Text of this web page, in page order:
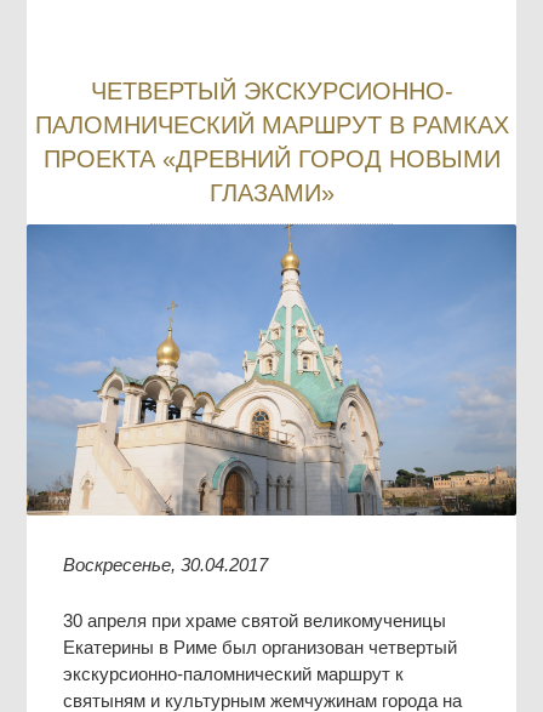
ЧЕТВЕРТЫЙ ЭКСКУРСИОННО-
ПАЛОМНИЧЕСКИЙ МАРШРУТ В РАМКАХ
ПРОЕКТА «ДРЕВНИЙ ГОРОД НОВЫМИ
ГЛАЗАМИ»
Воскресенье, 30.04.2017
30 апреля при храме святой великомученицы
Екатерины в Риме был организован четвертый
экскурсионно-паломнический маршрут к
святыням и культурным жемчужинам города на